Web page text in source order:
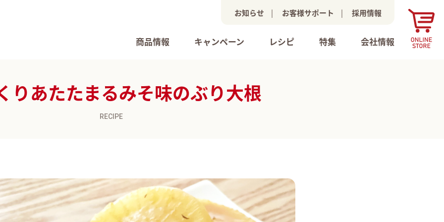
商品情報 キャンペーン レシピ 特集 会社情報
お知らせ | お客様サポート | 採用情報
りあたたまるみそ味のぶり大根
RECIPE